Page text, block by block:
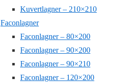
Kuvertlagner – 210×210
Faconlagner
Faconlagner – 80×200
Faconlagner – 90×200
Faconlagner – 90×210
Faconlagner – 120×200